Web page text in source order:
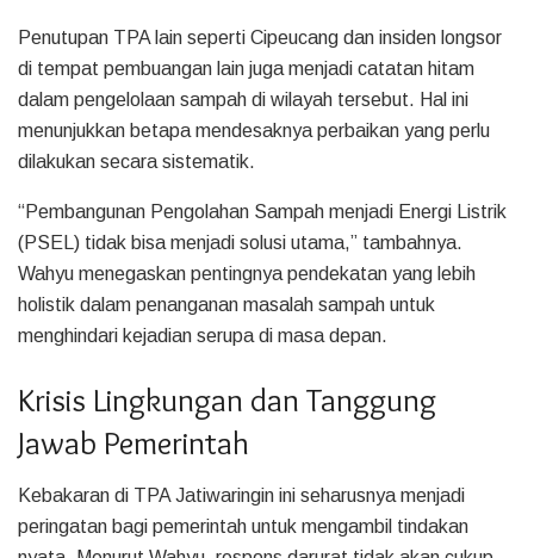
Penutupan TPA lain seperti Cipeucang dan insiden longsor
di tempat pembuangan lain juga menjadi catatan hitam
dalam pengelolaan sampah di wilayah tersebut. Hal ini
menunjukkan betapa mendesaknya perbaikan yang perlu
dilakukan secara sistematik.
“Pembangunan Pengolahan Sampah menjadi Energi Listrik
(PSEL) tidak bisa menjadi solusi utama,” tambahnya.
Wahyu menegaskan pentingnya pendekatan yang lebih
holistik dalam penanganan masalah sampah untuk
menghindari kejadian serupa di masa depan.
Krisis Lingkungan dan Tanggung
Jawab Pemerintah
Kebakaran di TPA Jatiwaringin ini seharusnya menjadi
peringatan bagi pemerintah untuk mengambil tindakan